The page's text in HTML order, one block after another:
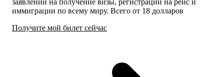
заявлений на получение визы, регистрации на рейс и
иммиграции по всему миру. Всего от 18 долларов
Получите мой билет сейчас